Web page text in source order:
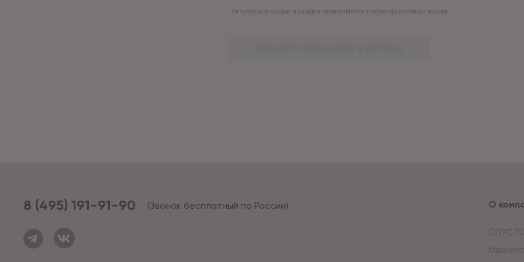
* Актуальные акции и скидки применяются после оформления заказа.
8 (495) 191-91-90 (Звонок бесплатный по России) О
ОПУС